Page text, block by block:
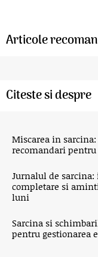
Articole
Citeste si despre
Miscarea in
recomandari
Jurnalul de
completare si
luni
Sarcina si
pentru gestionarea